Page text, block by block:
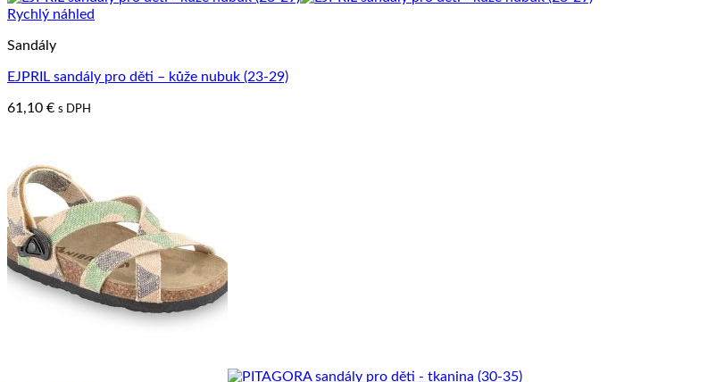
Rychlý náhled
Sandály
EJPRIL sandály pro děti – kůže nubuk (23-29)
61,10 € s DPH